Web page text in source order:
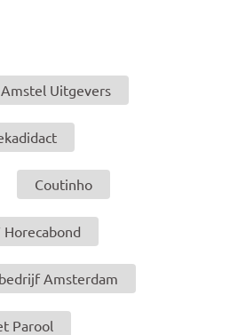
Amstel Uitgevers
Coutinho
Horecabond
Amsterdam
Parool